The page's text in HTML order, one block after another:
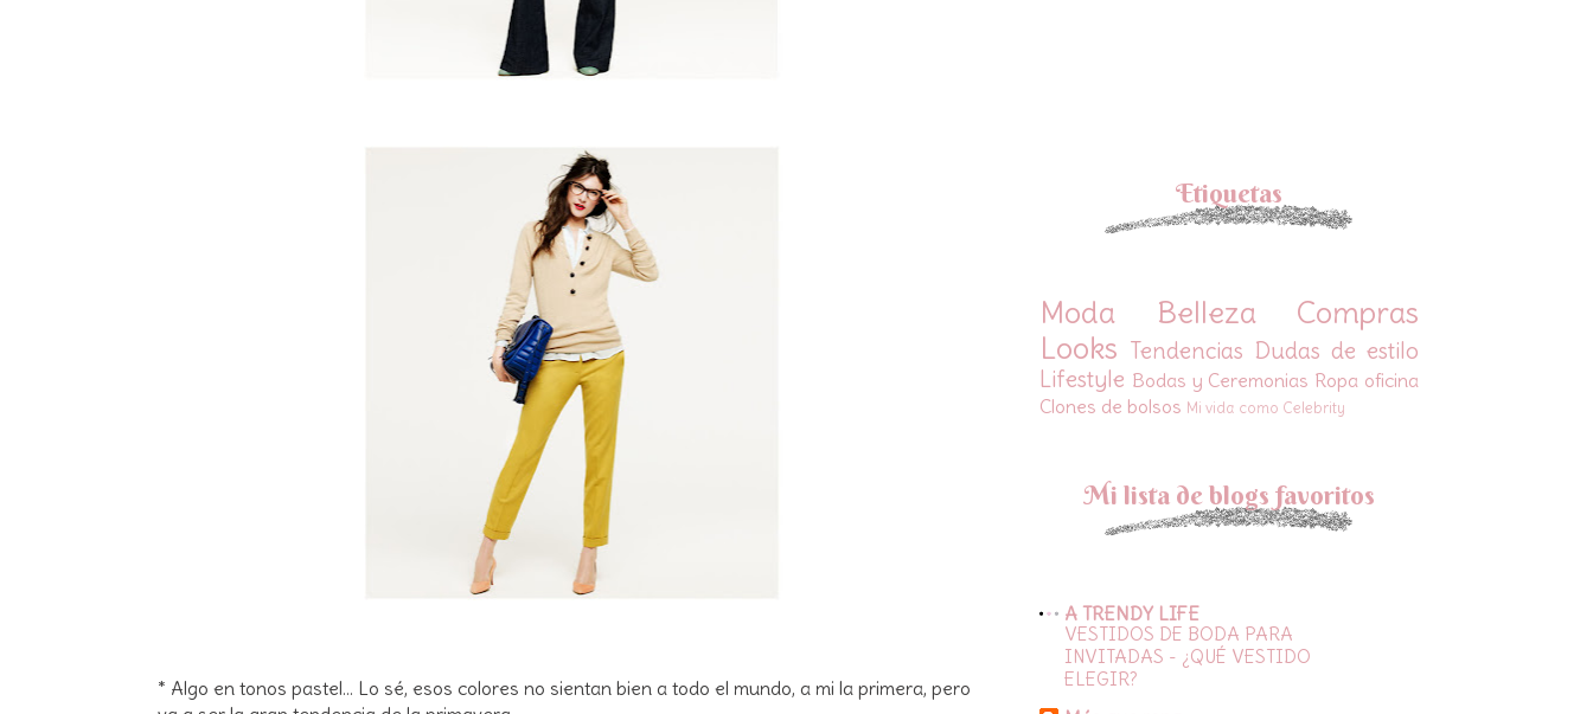
* Algo en tonos pastel... Lo sé, esos colores no sientan bien a todo el mundo, a mi la primera, pero
Etiquetas
Moda Belleza
Compras
Looks Tendencias Dudas de estilo
Lifestyle Bodas y Ceremonias Ropa oficina
Clones de bolsos Mi vida como Celebrity
Mi lista de blogs favoritos
A TRENDY LIFE
VESTIDOS DE BODA PARA
INVITADAS - ¿QUÉ VESTIDO
ELEGIR?